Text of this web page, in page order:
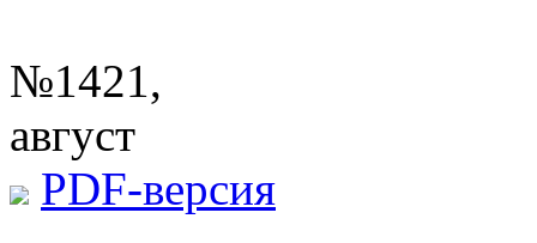
№1421,
август
PDF-версия